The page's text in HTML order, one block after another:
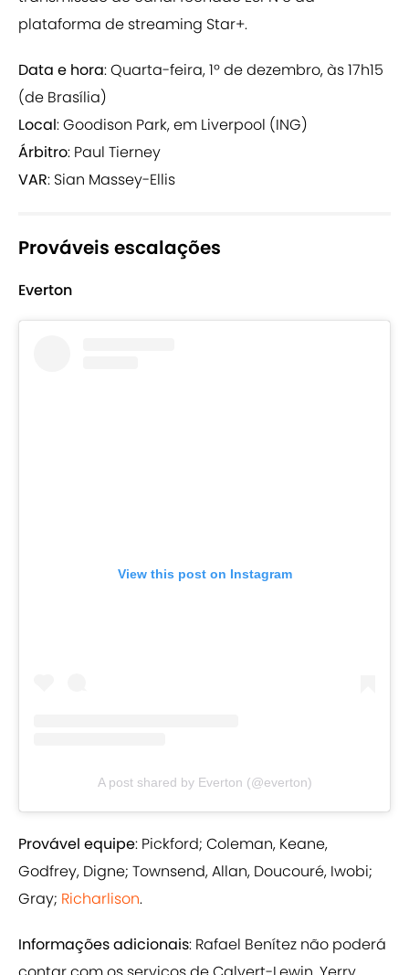
plataforma de streaming Star+.
Data e hora: Quarta-feira, 1º de dezembro, às 17h15
(de Brasília)
Local: Goodison Park, em Liverpool (ING)
Árbitro: Paul Tierney
VAR: Sian Massey-Ellis
Prováveis escalações
Everton
View this post on Instagram
A post shared by Everton (@everton)
Provável equipe: Pickford; Coleman, Keane,
Godfrey, Digne; Townsend, Allan, Doucouré, Iwobi;
Gray; Richarlison.
Informações adicionais: Rafael Benítez não poderá